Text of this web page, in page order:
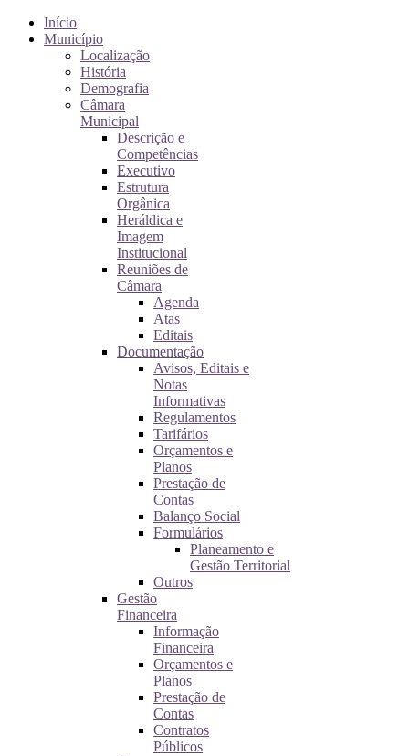
Início
Município
Localização
História
Demografia
Câmara
Municipal
Descrição e
Competências
Executivo
Estrutura
Orgânica
Heráldica e
Imagem
Institucional
Reuniões de
Câmara
Agenda
Atas
Editais
Documentação
Avisos, Editais e
Notas
Informativas
Regulamentos
Tarifários
Orçamentos e
Planos
Prestação de
Contas
Balanço Social
Formulários
Planeamento e
Gestão Territorial
Outros
Gestão
Financeira
Informação
Financeira
Orçamentos e
Planos
Prestação de
Contas
Contratos
Públicos